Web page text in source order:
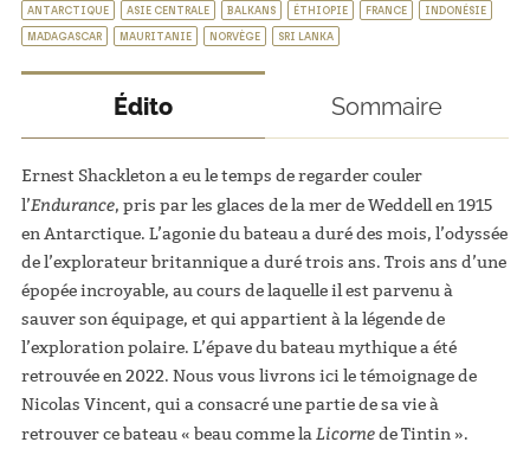
ANTARCTIQUE ASIE CENTRALE BALKANS ÉTHIOPIE FRANCE
INDONÉSIE
MADAGASCAR
MAURITANIE NORVÈGE SRI LANKA
Édito Sommaire
Ernest Shackleton a eu le temps de regarder couler
l’Endurance, pris par les glaces de la mer de Weddell en 1915
en Antarctique. L’agonie du bateau a duré des mois, l’odyssée
de l’explorateur britannique a duré trois ans. Trois ans d’une
épopée incroyable, au cours de laquelle il est parvenu à
sauver son équipage, et qui appartient à la légende de
l’exploration polaire. L’épave du bateau mythique a été
retrouvée en 2022. Nous vous livrons ici le témoignage de
Nicolas Vincent, qui a consacré une partie de sa vie à
retrouver ce bateau « beau comme laLicornede Tintin ».